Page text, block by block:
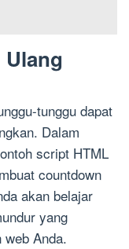
tunggu dapat
Dalam
script HTML
countdown
akan belajar
yang
Anda.